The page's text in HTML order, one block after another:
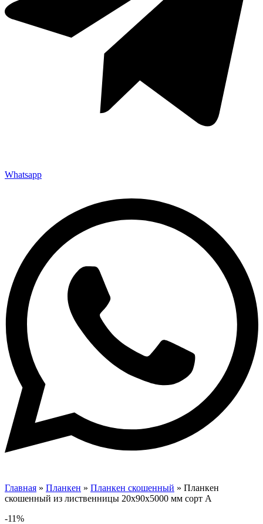
Whatsapp
Главная » Планкен » Планкен скошенный » Планкен
скошенный из лиственницы 20х90х5000 мм сорт А
-11%